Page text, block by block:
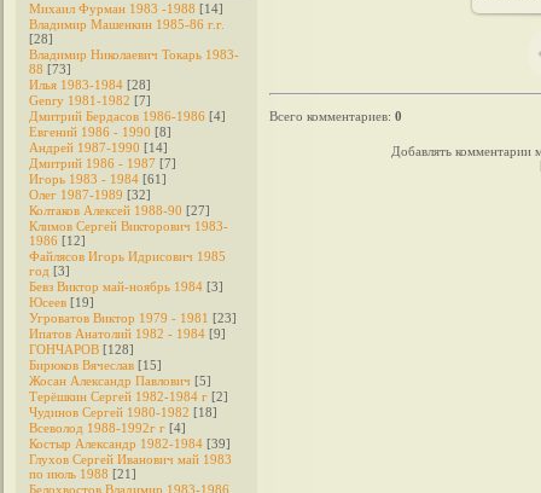
Михаил Фурман 1983 -1988 [14]
Владимир Машенкин 1985-86 г.г.
[28]
Владимир Николаевич Токарь 1983-
88 [73]
Илья 1983-1984 [28]
Genry 1981-1982 [7]
Дмитрий Бердасов 1986-1986 [4]
Евгений 1986 - 1990 [8]
Андрей 1987-1990 [14]
Дмитрий 1986 - 1987 [7]
Игорь 1983 - 1984 [61]
Олег 1987-1989 [32]
Колтаков Алексей 1988-90 [27]
Климов Сергей Викторович 1983-
1986 [12]
Файлясов Игорь Идрисович 1985
год [3]
Бевз Виктор май-ноябрь 1984 [3]
Юсеев [19]
Угроватов Виктор 1979 - 1981 [23]
Ипатов Анатолий 1982 - 1984 [9]
ГОНЧАРОВ [128]
Бирюков Вячеслав [15]
Жосан Александр Павлович [5]
Терёшкин Сергей 1982-1984 г [2]
Чудинов Сергей 1980-1982 [18]
Всеволод 1988-1992г г [4]
Костыр Александр 1982-1984 [39]
Глухов Сергей Иванович май 1983
по июль 1988 [21]
Белохвостов Владимир 1983-1986
Всего комментариев: 0
Добавлять комментарии